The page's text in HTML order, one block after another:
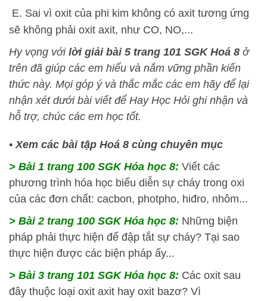
E. Sai vì oxit của phi kim không có axit tương ứng
sẽ không phải oxit axit, như CO, NO,...
Hy vọng với lời giải bài 5 trang 101 SGK Hoá 8 ở
trên đã giúp các em hiểu và nắm vững phần kiến
thức này. Mọi góp ý và thắc mắc các em hãy để lại
nhận xét dưới bài viết để Hay Học Hỏighi nhận và
hỗ trợ, chúc các em học tốt.
•Xem các bài tập Hoá 8 cùng chuyên mục
> Bài 1 trang 100 SGK Hóa học 8: Viết các
phương trình hóa học biểu diễn sự cháy trong oxi
của các đơn chất: cacbon, photpho, hiđro, nhôm...
> Bài 2 trang 100 SGK Hóa học 8: Những biện
pháp phải thực hiện để đập tắt sự cháy? Tại sao
thực hiện được các biện pháp ấy...
> Bài 3 trang 101 SGK Hóa học 8: Các oxit sau
đây thuộc loại oxit axit hay oxit bazơ? Vì